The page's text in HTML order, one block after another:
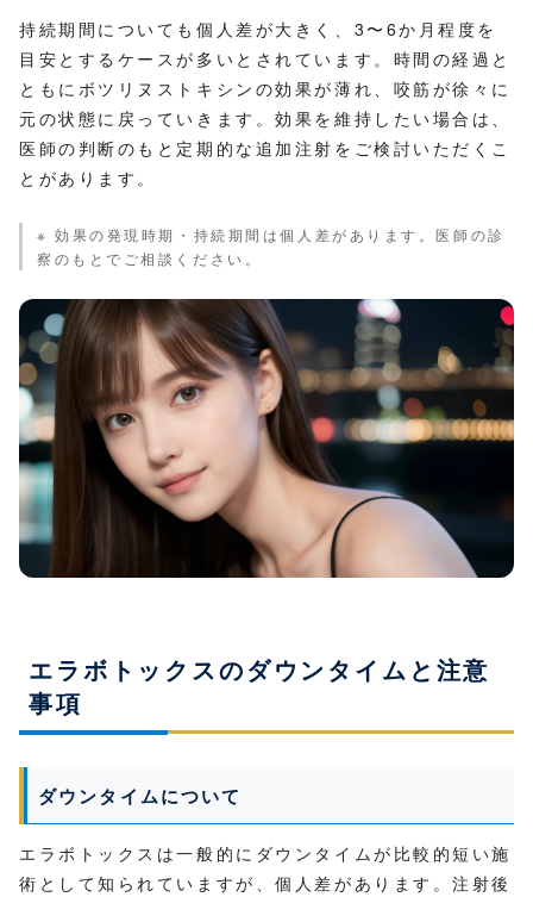
持続期間についても個人差が大きく、3〜6か月程度を
目安とするケースが多いとされています。時間の経過と
ともにボツリヌストキシンの効果が薄れ、咬筋が徐々に
元の状態に戻っていきます。効果を維持したい場合は、
医師の判断のもと定期的な追加注射をご検討いただくこ
とがあります。
※ 効果の発現時期・持続期間は個人差があります。医師の診
察のもとでご相談ください。
エラボトックスのダウンタイムと注意
事項
ダウンタイムについて
エラボトックスは一般的にダウンタイムが比較的短い施
術として知られていますが、個人差があります。注射後